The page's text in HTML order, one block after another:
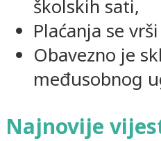
školskih sati,
Plaćanja se
Obavezno je
međusobnog
Najnovije